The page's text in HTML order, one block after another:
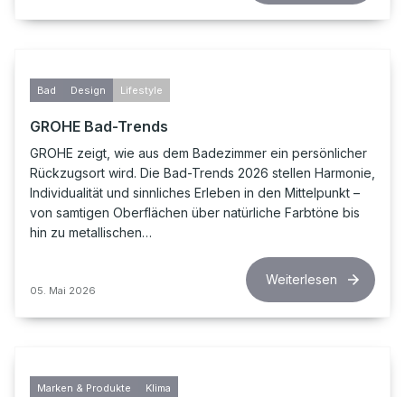
Bad Design Lifestyle
GROHE Bad-Trends
GROHE zeigt, wie aus dem Badezimmer ein persönlicher
Rückzugsort wird. Die Bad-Trends 2026 stellen Harmonie,
Individualität und sinnliches Erleben in den Mittelpunkt –
von samtigen Oberflächen über natürliche Farbtöne bis
hin zu metallischen…
05. Mai 2026
Weiterlesen
Marken & Produkte Klima